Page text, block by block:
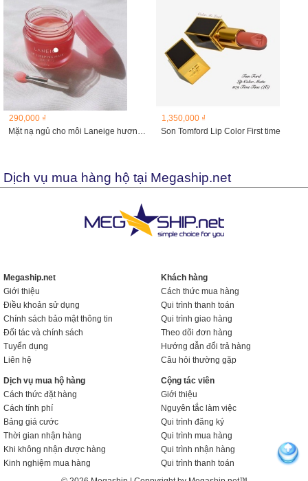
290,000 ₫
Mặt nạ ngủ cho môi Laneige hương berry/Gummy bear/Sweet...
1,350,000 ₫
Son Tomford Lip Color First time
Dịch vụ mua hàng hộ tại Megaship.net
Megaship.net
Giới thiệu
Điều khoản sử dụng
Chính sách bảo mật thông tin
Đối tác và chính sách
Tuyển dụng
Liên hệ
Khách hàng
Cách thức mua hàng
Qui trình thanh toán
Qui trình giao hàng
Theo dõi đơn hàng
Hướng dẫn đổi trả hàng
Câu hỏi thường gặp
Dịch vụ mua hộ hàng
Cách thức đặt hàng
Cách tính phí
Bảng giá cước
Thời gian nhận hàng
Khi không nhận được hàng
Kinh nghiệm mua hàng
Cộng tác viên
Giới thiệu
Nguyên tắc làm việc
Qui trình đăng ký
Qui trình mua hàng
Qui trình nhận hàng
Qui trình thanh toán